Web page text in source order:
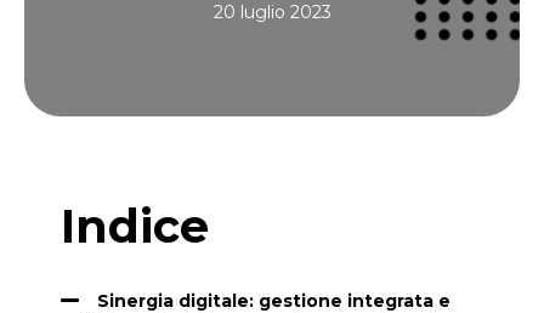
20 luglio 2023
Indice
Sinergia digitale: gestione integrata e